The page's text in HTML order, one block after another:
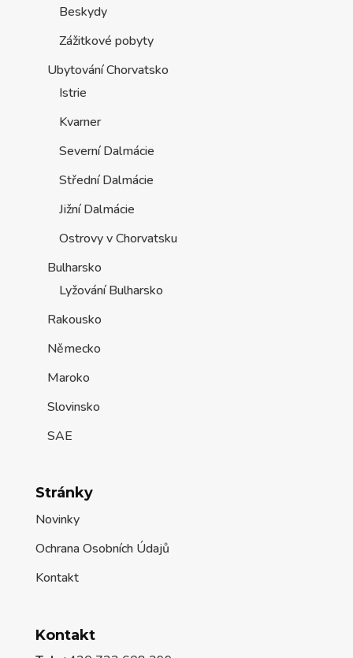
Beskydy
Zážitkové pobyty
Ubytování Chorvatsko
Istrie
Kvarner
Severní Dalmácie
Střední Dalmácie
Jižní Dalmácie
Ostrovy v Chorvatsku
Bulharsko
Lyžování Bulharsko
Rakousko
Německo
Maroko
Slovinsko
SAE
Stránky
Novinky
Ochrana Osobních Údajů
Kontakt
Kontakt